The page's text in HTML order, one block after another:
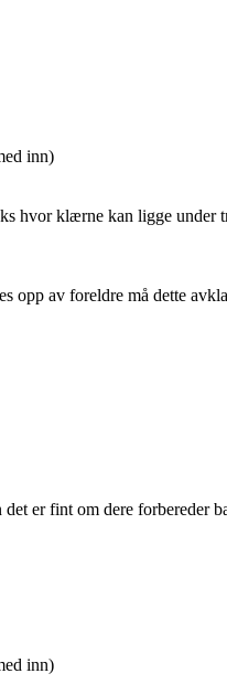
inn)
hvor klærne kan ligge under
opp av foreldre må dette
er fint om dere forbereder
inn)